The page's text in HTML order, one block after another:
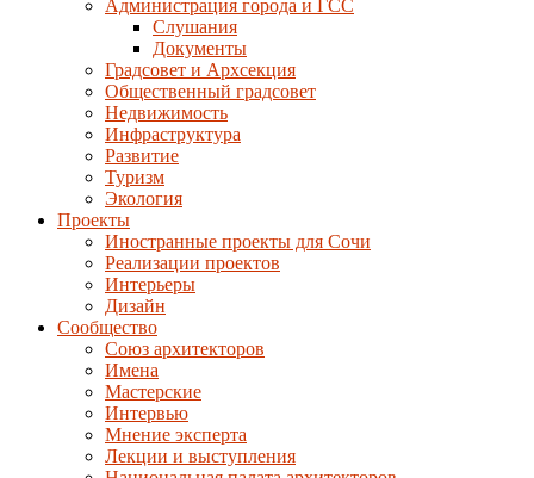
Администрация города и ГСС
Слушания
Документы
Градсовет и Архсекция
Общественный градсовет
Недвижимость
Инфраструктура
Развитие
Туризм
Экология
Проекты
Иностранные проекты для Сочи
Реализации проектов
Интерьеры
Дизайн
Сообщество
Союз архитекторов
Имена
Мастерские
Интервью
Мнение эксперта
Лекции и выступления